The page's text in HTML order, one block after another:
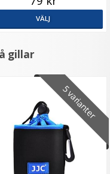
VÄLJ
gillar
5 varianter